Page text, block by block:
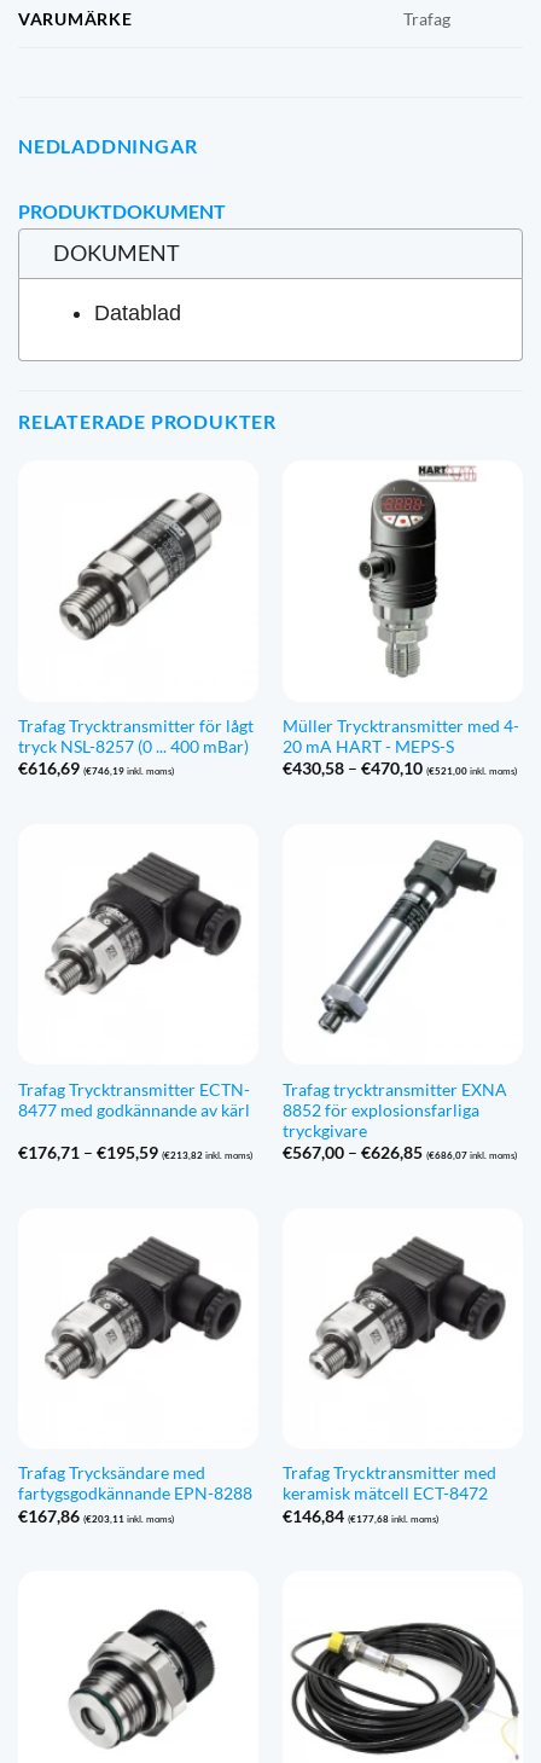
VARUMÄRKE Trafag
NEDLADDNINGAR
PRODUKTDOKUMENT
DOKUMENT
Datablad
RELATERADE PRODUKTER
Trafag Trycktransmitter för lågt
tryck NSL-8257 (0 ... 400 mBar)
€616,69 (€746,19inkl. moms)
Müller Trycktransmitter med 4-
20 mA HART - MEPS-S
€430,58 – €470,10Prisintervall:
(€521,00inkl. moms)
Trafag Trycktransmitter ECTN-
8477 med godkännande av kärl
€176,71 – €195,59Prisintervall:
(€213,82inkl. moms)
Trafag trycktransmitter EXNA
8852 för explosionsfarliga
tryckgivare
€567,00 – €626,85Prisintervall:
(€686,07inkl. moms)
Trafag Trycksändare med
fartygsgodkännande EPN-8288
€167,86 (€203,11 inkl. moms)
Trafag Trycktransmitter med
keramisk mätcell ECT-8472
€146,84 (€177,68inkl. moms)